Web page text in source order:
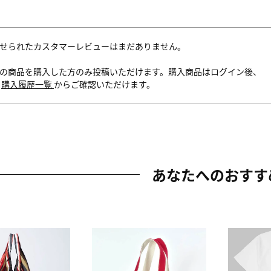
られたカスタマーレビューはまだありません。
商品を購入した方のみ投稿いただけます。購入商品はログイン後、
購入履歴一覧 からご確認いただけます。
あなたへのおす